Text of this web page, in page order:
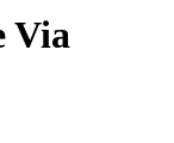
Via